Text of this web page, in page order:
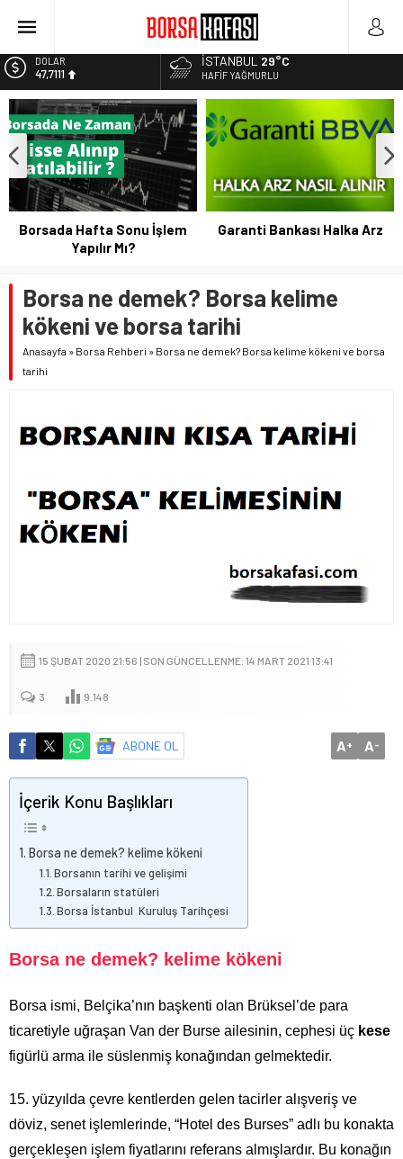
Kayseri Şeker Fabrika İnşaatının Temelini Atıyor
Haftanın En Çok Kazandıran Yatırım Aracı
Bitcoin Halving Sonrası Kripto Para Piyasası
2027 Borsa Yatırımları: Akıllı Portföy Stratejileri
EURO
55,1881
ALTIN
6.660,55
BİST
13.779,39
DOLAR
47,7111
İSTANBUL 29°C
HAFIF YAĞMURLU
Borsada Hafta Sonu İşlem
Yapılır Mı?
Garanti Bankası Halka Arz
Borsa ne demek? Borsa kelime
kökeni ve borsa tarihi
Anasayfa » Borsa Rehberi » Borsa ne demek? Borsa kelime kökeni ve borsa
tarihi
15 ŞUBAT 2020 21:56 | SON GÜNCELLENME: 14 MART 2021 13:41
3 9.148
ABONE OL A+ A-
İçerik Konu Başlıkları
Borsa ne demek? kelime kökeni
Borsanın tarihi ve gelişimi
Borsaların statüleri
Borsa İstanbul Kuruluş Tarihçesi
Borsa ne demek? kelime kökeni
Borsa ismi, Belçika’nın başkenti olan Brüksel’de para
ticaretiyle uğraşan Van der Burse ailesinin, cephesi üç kese
figürlü arma ile süslenmiş konağından gelmektedir.
15. yüzyılda çevre kentlerden gelen tacirler alışveriş ve
döviz, senet işlemlerinde, “Hotel des Burses” adlı bu konakta
gerçekleşen işlem fiyatlarını referans almışlardır. Bu konağın